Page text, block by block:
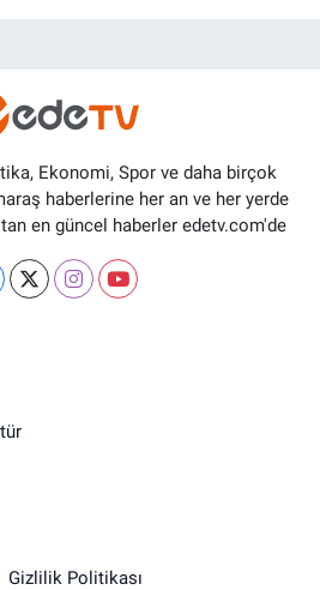
Ekonomi, Spor ve daha birçok
haberlerine her an ve her yerde
en güncel haberler edetv.com'de
Gizlilik Politikası